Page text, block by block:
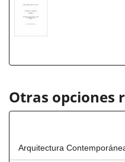
Otras opciones
Arquitectura